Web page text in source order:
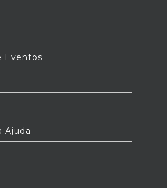
Eventos
Ajuda